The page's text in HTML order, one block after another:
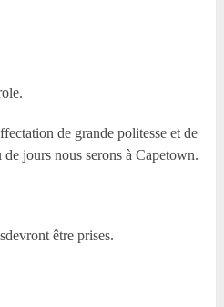
de grande politesse et de
jours nous serons à Capetown.
être prises.